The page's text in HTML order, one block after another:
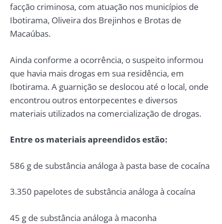
facção criminosa, com atuação nos municípios de
Ibotirama, Oliveira dos Brejinhos e Brotas de
Macaúbas.
Ainda conforme a ocorrência, o suspeito informou
que havia mais drogas em sua residência, em
Ibotirama. A guarnição se deslocou até o local, onde
encontrou outros entorpecentes e diversos
materiais utilizados na comercialização de drogas.
Entre os materiais apreendidos estão:
586 g de substância análoga à pasta base de cocaína
3.350 papelotes de substância análoga à cocaína
45 g de substância análoga à maconha